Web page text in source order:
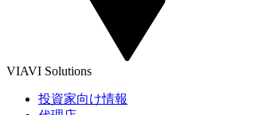
VIAVI Solutions
投資家向け情報